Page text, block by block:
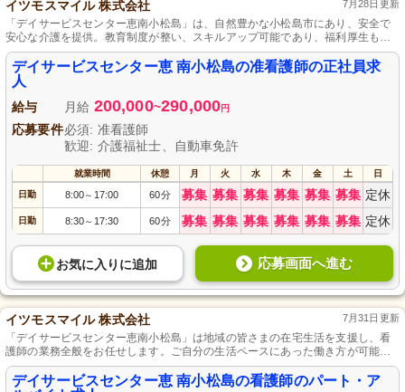
イツモスマイル 株式会社 7月28日更新
「デイサービスセンター恵南小松島」は、自然豊かな小松島市にあり、安全で
安心な介護を提供。教育制度が整い、スキルアップ可能であり、福利厚生も充
実しています。
デイサービスセンター恵 南小松島の准看護師の正社員求
人
給与 月給 200,000~290,000円
応募要件必須: 准看護師
歓迎: 介護福祉士、自動車免許
就業時間 休憩 月 火 水 木 金 土 日
日勤 8:00～ 17:00 60分 募集 募集 募集 募集 募集 募集 定休
日勤 8:30～ 17:30 60分 募集 募集 募集 募集 募集 募集 定休
お気に入り に追加 応募画面へ進む
イツモスマイル 株式会社 7月31日更新
「デイサービスセンター恵南小松島」は地域の皆さまの在宅生活を支援し、看
護師の業務全般をお任せします。ご自分の生活ペースにあった働き方が可能
で、何か新しいことにチャレンジしたい方やお年寄りの話を聞くのが好きな方
を歓迎します。
デイサービスセンター恵 南小松島の看護師のパート・ア